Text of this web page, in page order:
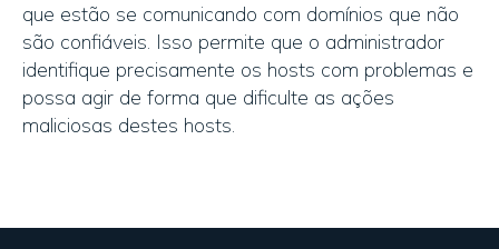
que estão se comunicando com domínios que não
são confiáveis. Isso permite que o administrador
identifique precisamente os hosts com problemas e
possa agir de forma que dificulte as ações
maliciosas destes hosts.